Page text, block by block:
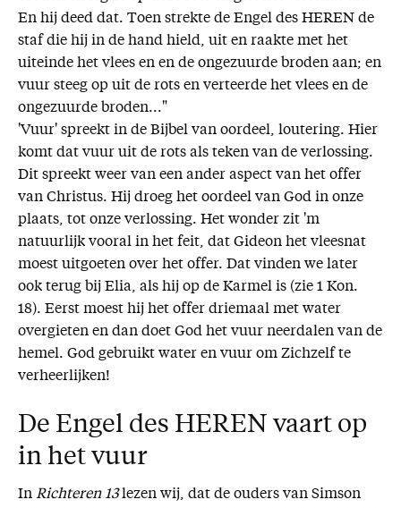
En hij deed dat. Toen strekte de Engel des HEREN de
staf die hij in de hand hield, uit en raakte met het
uiteinde het vlees en en de ongezuurde broden aan; en
vuur steeg op uit de rots en verteerde het vlees en de
ongezuurde broden..."
'Vuur' spreekt in de Bijbel van oordeel, loutering. Hier
komt dat vuur uit de rots als teken van de verlossing.
Dit spreekt weer van een ander aspect van het offer
van Christus. Hij droeg het oordeel van God in onze
plaats, tot onze verlossing. Het wonder zit 'm
natuurlijk vooral in het feit, dat Gideon het vleesnat
moest uitgoeten over het offer. Dat vinden we later
ook terug bij Elia, als hij op de Karmel is (zie 1 Kon.
18). Eerst moest hij het offer driemaal met water
overgieten en dan doet God het vuur neerdalen van de
hemel. God gebruikt water en vuur om Zichzelf te
verheerlijken!
De Engel des HEREN vaart op
in het vuur
In Richteren 13lezen wij, dat de ouders van Simson